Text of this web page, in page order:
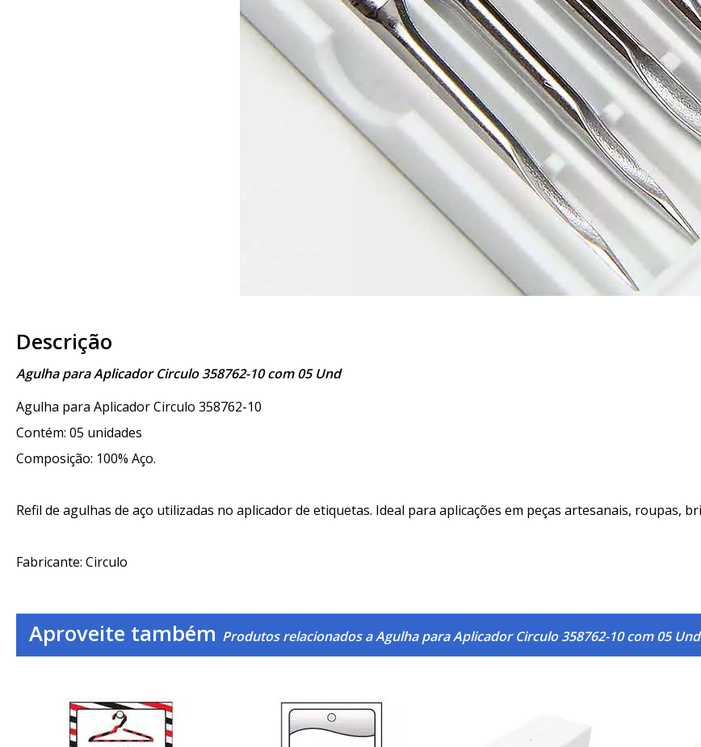
Descrição
Agulha para Aplicador Circulo 358762-10 com 05 Und
Agulha para Aplicador Circulo 358762-10
Contém: 05 unidades
Composição: 100% Aço.
Refil de agulhas de aço utilizadas no aplicador de etiquetas. Ideal para aplicações em peças artesanais, roupas,
Fabricante: Circulo
Aproveite também Produtos relacionados a Agulha para Aplicador Circulo 358762-10 com 05 Und